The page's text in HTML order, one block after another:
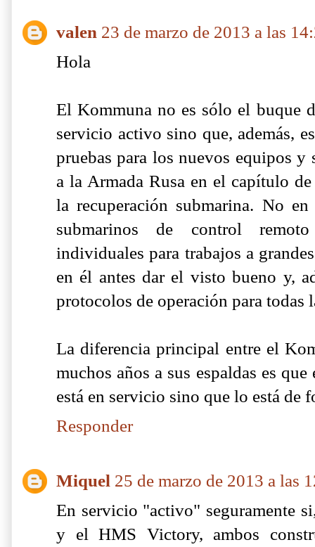
valen 23 de marzo de 2013 a las
Hola
El Kommuna no es sólo el buque
servicio activo sino que, además,
pruebas para los nuevos equipos y
a la Armada Rusa en el capítulo
la recuperación submarina. No
submarinos de control
individuales para trabajos a
en él antes dar el visto bueno y,
protocolos de operación para todas
La diferencia principal entre el
muchos años a sus espaldas es
está en servicio sino que lo está de
Responder
Miquel 25 de marzo de 2013 a las
En servicio "activo" seguramente
y el HMS Victory, ambos